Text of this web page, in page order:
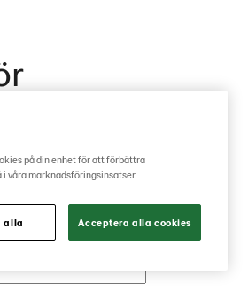
på din enhet för att förbättra
våra marknadsföringsinsatser.
alla Acceptera alla cookies